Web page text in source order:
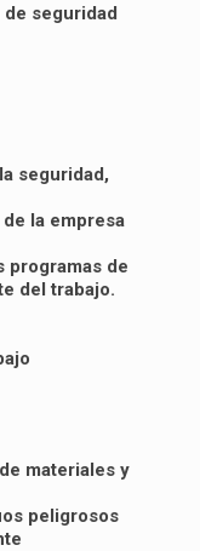
seguridad
seguridad,
la empresa
programas de
del trabajo.
materiales y
peligrosos